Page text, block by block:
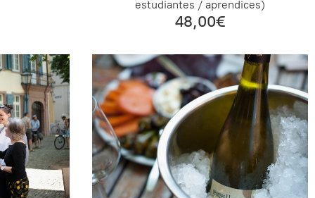
estudiantes / aprendices)
48,00€